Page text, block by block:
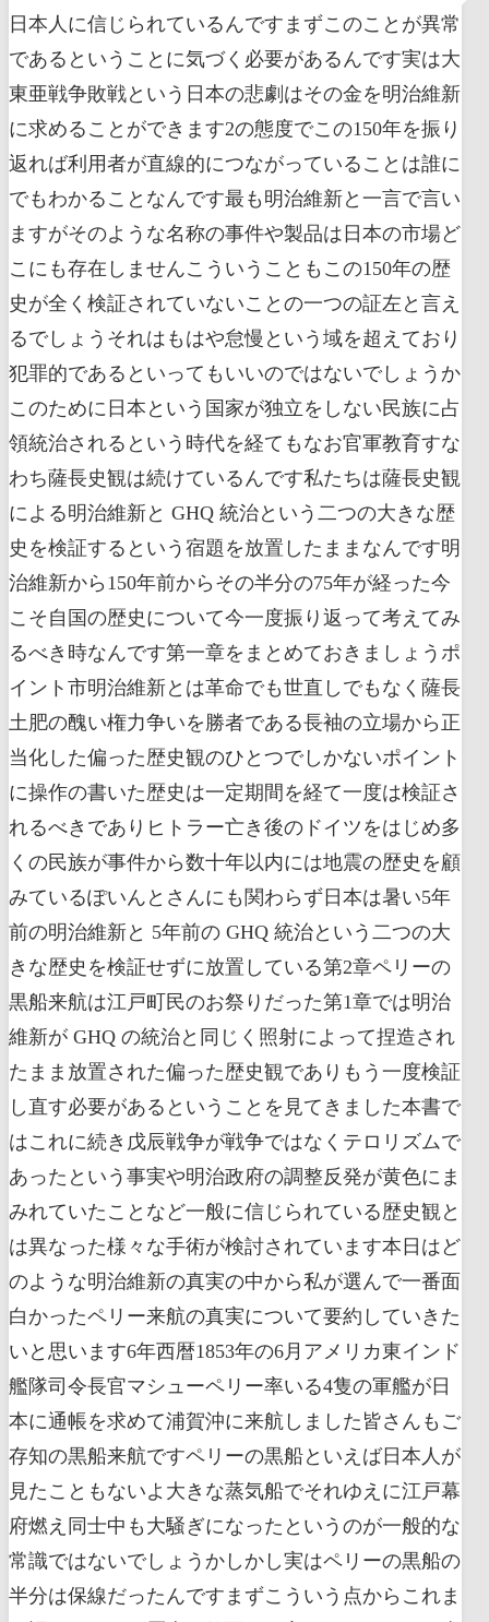
日本人に信じられているんですまずこのことが異常
であるということに気づく必要があるんです実は大
東亜戦争敗戦という日本の悲劇はその金を明治維新
に求めることができます2の態度でこの150年を振り
返れば利用者が直線的につながっていることは誰に
でもわかることなんです最も明治維新と一言で言い
ますがそのような名称の事件や製品は日本の市場ど
こにも存在しませんこういうこともこの150年の歴
史が全く検証されていないことの一つの証左と言え
るでしょうそれはもはや怠慢という域を超えており
犯罪的であるといってもいいのではないでしょうか
このために日本という国家が独立をしない民族に占
領統治されるという時代を経てもなお官軍教育すな
わち薩長史観は続けているんです私たちは薩長史観
による明治維新と GHQ 統治という二つの大きな歴
史を検証するという宿題を放置したままなんです明
治維新から150年前からその半分の75年が経った今
こそ自国の歴史について今一度振り返って考えてみ
るべき時なんです第一章をまとめておきましょうポ
イント市明治維新とは革命でも世直しでもなく薩長
土肥の醜い権力争いを勝者である長袖の立場から正
当化した偏った歴史観のひとつでしかないポイント
に操作の書いた歴史は一定期間を経て一度は検証さ
れるべきでありヒトラー亡き後のドイツをはじめ多
くの民族が事件から数十年以内には地震の歴史を顧
みているぽいんとさんにも関わらず日本は暑い5年
前の明治維新と 5年前の GHQ 統治という二つの大
きな歴史を検証せずに放置している第2章ペリーの
黒船来航は江戸町民のお祭りだった第1章では明治
維新が GHQ の統治と同じく照射によって捏造され
たまま放置された偏った歴史観でありもう一度検証
し直す必要があるということを見てきました本書で
はこれに続き戊辰戦争が戦争ではなくテロリズムで
あったという事実や明治政府の調整反発が黄色にま
みれていたことなど一般に信じられている歴史観と
は異なった様々な手術が検討されています本日はど
のような明治維新の真実の中から私が選んで一番面
白かったペリー来航の真実について要約していきた
いと思います6年西暦1853年の6月アメリカ東インド
艦隊司令長官マシューペリー率いる4隻の軍艦が日
本に通帳を求めて浦賀沖に来航しました皆さんもご
存知の黒船来航ですペリーの黒船といえば日本人が
見たこともないよ大きな蒸気船でそれゆえに江戸幕
府燃え同士中も大騒ぎになったというのが一般的な
常識ではないでしょうかしかし実はペリーの黒船の
半分は保線だったんですまずこういう点からこれま